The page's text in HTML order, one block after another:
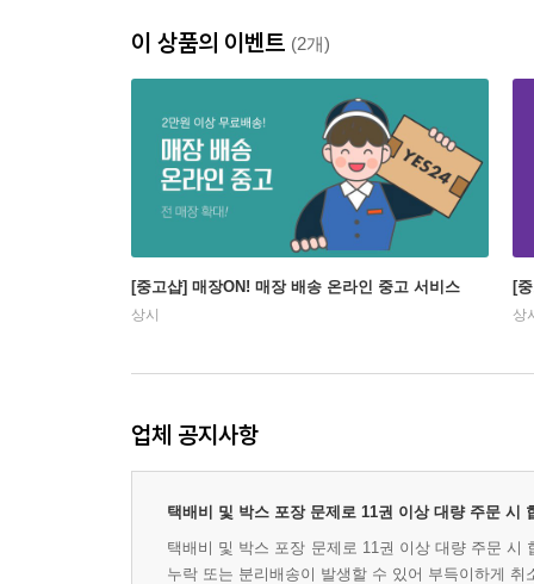
이 상품의 이벤트 (2개)
[중고샵] 매장ON! 매장 배송 온라인 중고 서비스
상시
[
상
업체 공지사항
택배비 및 박스 포장 문제로 11권 이상 대량 주문 시
택배비 및 박스 포장 문제로 11권 이상 대량 주문
누락 또는 분리배송이 발생할 수 있어 부득이하게 취